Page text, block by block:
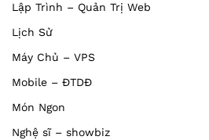
Lập Trình – Quản Trị Web
Lịch Sử
Máy Chủ – VPS
Mobile – ĐTDĐ
Món Ngon
Nghệ sĩ – showbiz